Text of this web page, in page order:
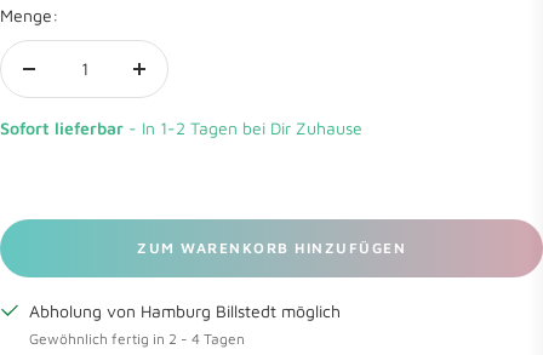
Menge:
Menge
Sofort lieferbar - In 1-2 Tagen bei Dir Zuhause
ZUM WARENKORB HINZUFÜGEN
Abholung von Hamburg Billstedt möglich
Gewöhnlich fertig in 2 - 4 Tagen